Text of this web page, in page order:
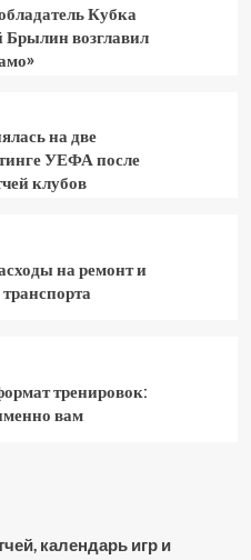
Кубка
Брылин возглавил
на две
УЕФА после
клубов
на ремонт и
тренировок:
вам
календарь игр и